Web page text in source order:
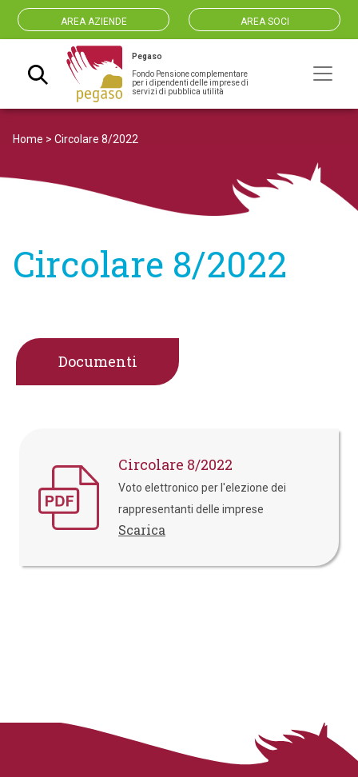
AREA AZIENDE AREA SOCI
Navigazione principale
Pegaso
Fondo Pensione complementare
per i dipendenti delle imprese di
servizi di pubblica utilità
Home > Circolare 8/2022
Circolare 8/2022
Documenti
Circolare 8/2022
Voto elettronico per l'elezione dei
rappresentanti delle imprese
Scarica